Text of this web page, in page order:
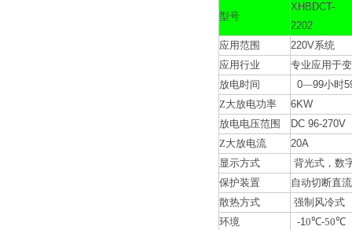
型号
XHBDCT-
2202
应用范围
220V系统
应用行业
专业应用于
放电时间
0—99小时
Z大放电功率
6KW
放电电压范围
DC 96-270V
Z大放电流
20A
显示方式
背光式，数
保护装置
自动切断直
散热方式
强制风冷式
环境
-10℃-50℃